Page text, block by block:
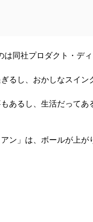
同社プロダクト・デ
るし、おかしなスイ
あるし、生活だって
ン」は、ボールが上